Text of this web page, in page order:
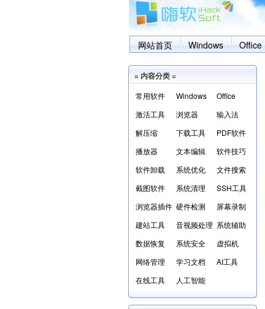
网站首页 Windows Office
= 内容分类 =
常用软件 Windows
Office
激活工具
浏览器
输入法
解压缩
下载工具
PDF软件
播放器
文本编辑
软件技巧
软件卸载
系统优化
文件搜索
截图软件
系统清理
SSH工具
浏览器插件 硬件检测
屏幕录制
建站工具
音视频处理 系统辅助
数据恢复
系统安全
虚拟机
网络管理
学习文档
AI工具
在线工具
人工智能